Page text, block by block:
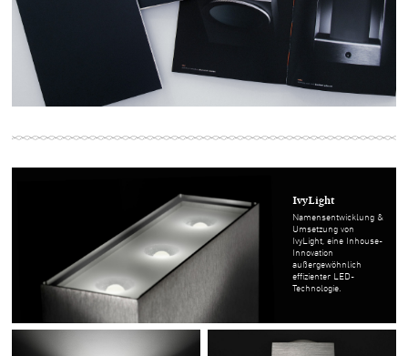
IvyLight
Namensentwicklung &
Umsetzung von
IvyLight, eine Inhouse-
Innovation
außergewöhnlich
effizienter LED-
Technologie.